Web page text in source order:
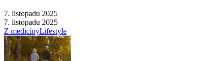
7. listopadu 2025
7. listopadu 2025
Z medicínyLifestyle